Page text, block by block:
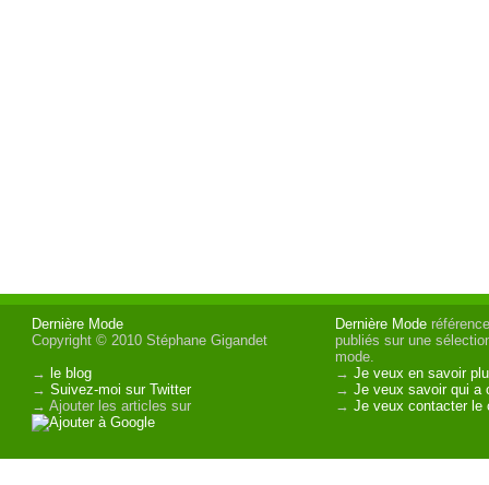
Dernière Mode
Copyright © 2010 Stéphane Gigandet
→le blog
→Suivez-moi sur Twitter
→ Ajouter les articles sur
Dernière Mode
publiés sur une
mode.
→Je veux en savoir
→Je veux savoir qui a
→Je veux contacter le